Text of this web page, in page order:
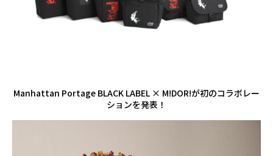
Manhattan Portage BLACK LABEL × M!DOR!が初のコラボレー
ションを発表！